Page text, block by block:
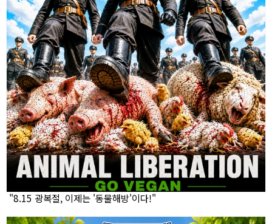
"8.15 광복절, 이제는 '동물해방'이다!"